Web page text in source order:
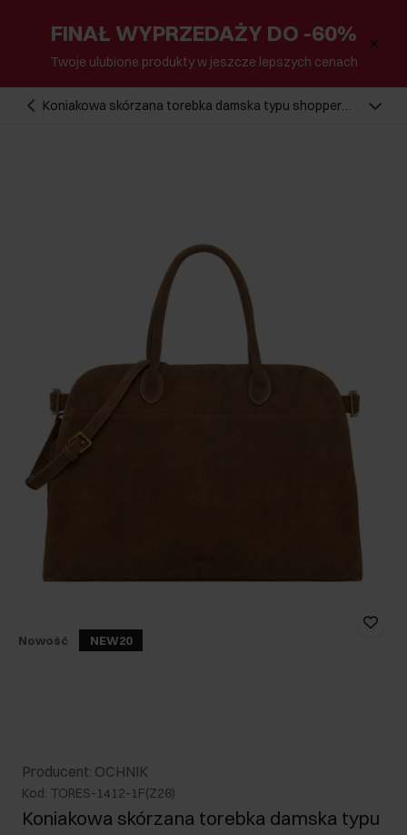
FINAŁ WYPRZEDAŻY DO -60%
Twoje ulubione produkty w jeszcze lepszych cenach
Koniakowa skórzana torebka damska typu shopper
Nowość NEW20
Producent: OCHNIK
Kod: TORES-1412-1F(Z26)
Koniakowa skórzana torebka damska typu